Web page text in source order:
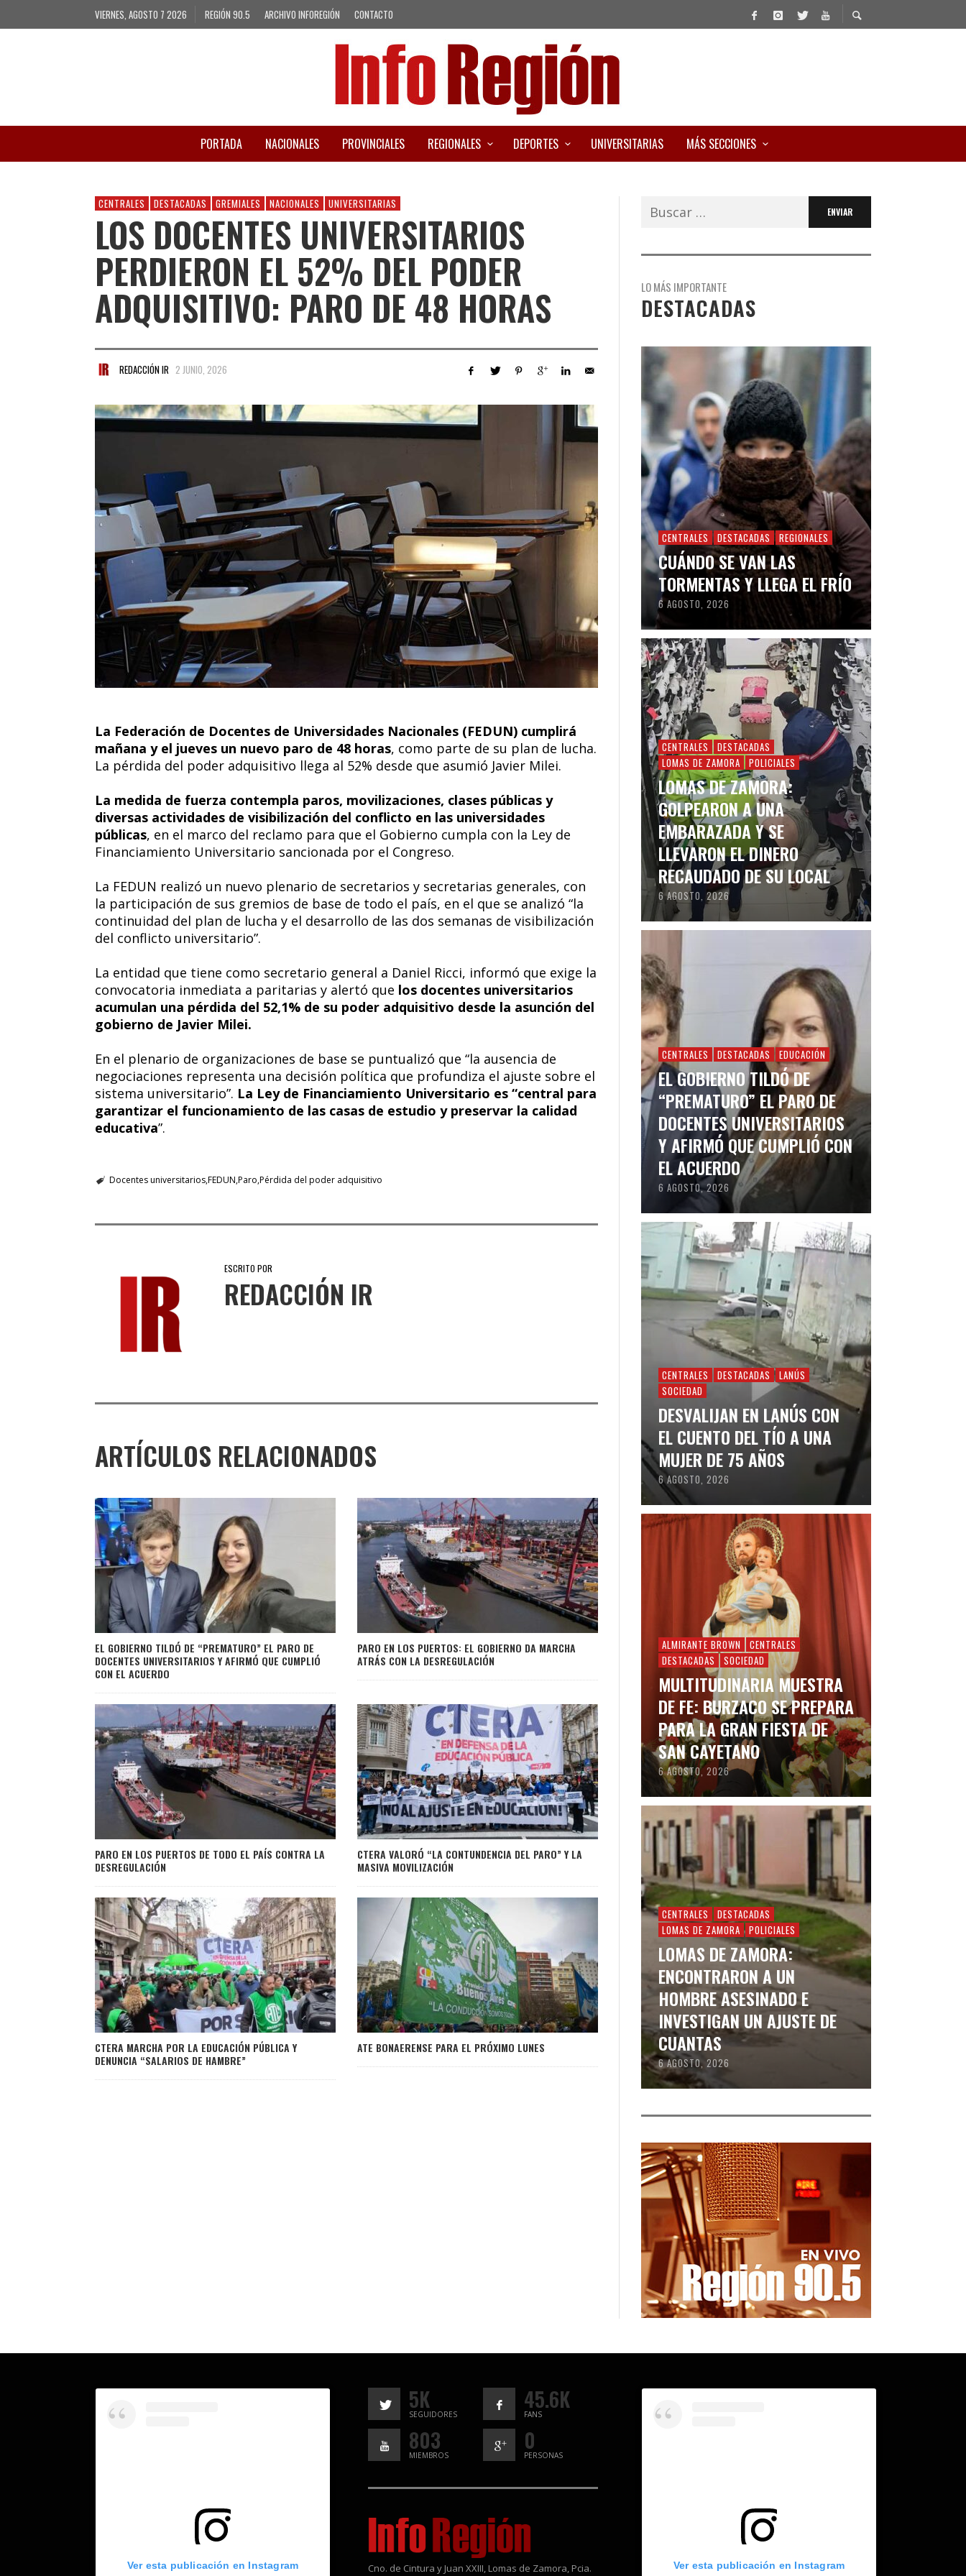
VIERNES, AGOSTO 7 2026 REGIÓN 90.5 ARCHIVO INFOREGIÓN CONTACTO
PORTADA NACIONALES PROVINCIALES REGIONALES DEPORTES UNIVERSITARIAS MÁS SECCIONES
CENTRALES DESTACADAS GREMIALES NACIONALES UNIVERSITARIAS
LOS DOCENTES UNIVERSITARIOS
PERDIERON EL 52% DEL PODER
ADQUISITIVO: PARO DE 48 HORAS
REDACCIÓN IR 2 JUNIO, 2026
La Federación de Docentes de Universidades Nacionales (FEDUN) cumplirá
mañana y el jueves un nuevo paro de 48 horas, como parte de su plan de lucha.
La pérdida del poder adquisitivo llega al 52% desde que asumió Javier Milei.
La medida de fuerza contempla paros, movilizaciones, clases públicas y
diversas actividades de visibilización del conflicto en las universidades
públicas, en el marco del reclamo para que el Gobierno cumpla con la Ley de
Financiamiento Universitario sancionada por el Congreso.
La FEDUN realizó un nuevo plenario de secretarios y secretarias generales, con
la participación de sus gremios de base de todo el país, en el que se analizó “la
continuidad del plan de lucha y el desarrollo de las dos semanas de visibilización
del conflicto universitario”.
La entidad que tiene como secretario general a Daniel Ricci, informó que exige la
convocatoria inmediata a paritarias y alertó que los docentes universitarios
acumulan una pérdida del 52,1% de su poder adquisitivo desde la asunción del
gobierno de Javier Milei.
En el plenario de organizaciones de base se puntualizó que “la ausencia de
negociaciones representa una decisión política que profundiza el ajuste sobre el
sistema universitario”. La Ley de Financiamiento Universitario es “central para
garantizar el funcionamiento de las casas de estudio y preservar la calidad
educativa”.
Docentes universitariosFEDUN Paro Pérdida del poder adquisitivo
ESCRITO POR
REDACCIÓN IR
ARTÍCULOS RELACIONADOS
EL GOBIERNO TILDÓ DE “PREMATURO” EL PARO DE
DOCENTES UNIVERSITARIOS Y AFIRMÓ QUE CUMPLIÓ
CON EL ACUERDO
PARO EN LOS PUERTOS: EL GOBIERNO DA MARCHA
ATRÁS CON LA DESREGULACIÓN
PARO EN LOS PUERTOS DE TODO EL PAÍS CONTRA LA
DESREGULACIÓN
CTERA VALORÓ “LA CONTUNDENCIA DEL PARO” Y LA
MASIVA MOVILIZACIÓN
CTERA MARCHA POR LA EDUCACIÓN PÚBLICA Y
DENUNCIA “SALARIOS DE HAMBRE”
ATE BONAERENSE PARA EL PRÓXIMO LUNES
Buscar:
LO MÁS IMPORTANTE
DESTACADAS
CENTRALES DESTACADAS REGIONALES
CUÁNDO SE VAN LAS
TORMENTAS Y LLEGA EL FRÍO
6 AGOSTO, 2026
CENTRALES
DESTACADAS
LOMAS DE ZAMORA
POLICIALES
LOMAS DE ZAMORA:
GOLPEARON A UNA
EMBARAZADA Y SE
LLEVARON EL DINERO
RECAUDADO DE SU LOCAL
6 AGOSTO, 2026
CENTRALES DESTACADAS EDUCACIÓN
EL GOBIERNO TILDÓ DE
“PREMATURO” EL PARO DE
DOCENTES UNIVERSITARIOS
Y AFIRMÓ QUE CUMPLIÓ CON
EL ACUERDO
6 AGOSTO, 2026
CENTRALES DESTACADAS
LANÚS
SOCIEDAD
DESVALIJAN EN LANÚS CON
EL CUENTO DEL TÍO A UNA
MUJER DE 75 AÑOS
6 AGOSTO, 2026
ALMIRANTE BROWN
CENTRALES
DESTACADAS
SOCIEDAD
MULTITUDINARIA MUESTRA
DE FE: BURZACO SE PREPARA
PARA LA GRAN FIESTA DE
SAN CAYETANO
6 AGOSTO, 2026
CENTRALES
DESTACADAS
LOMAS DE ZAMORA
POLICIALES
LOMAS DE ZAMORA:
ENCONTRARON A UN
HOMBRE ASESINADO E
INVESTIGAN UN AJUSTE DE
CUANTAS
6 AGOSTO, 2026
Ver esta publicación en Instagram
5K
SEGUIDORES
45.6K
FANS
803
MIEMBROS
0
PERSONAS
Cno. de Cintura y Juan XXIII, Lomas de Zamora, Pcia. Ver esta publicación en Instagram